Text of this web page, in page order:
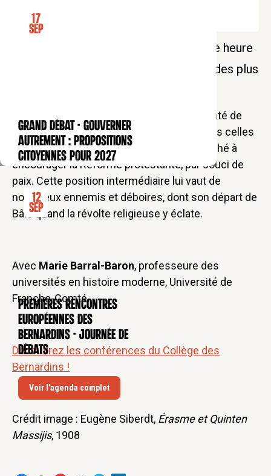
CONFÉRENCE
17
Sep
GRAND DÉBAT - Gouverner
autrement : propositions
citoyennes pour 2027
CONFÉRENCE
12
Sep
Premières rencontres
européennes des
Bernardins - Journée de
débats
Voir l'agenda complet
Une Pause-déjeuner pour découvrir une heure
dans l'Histoire ! Découvrez la vie d'un des plus
Bien que ses idées humanistes et sa volonté de
changement dans l’Église rejoignent parfois celles
deMartin Luther,Érasme
n'a jamais cherché à
encourager la Réforme protestante, par souci de
paix. Cette position intermédiaire lui vaut de
nombreux ennemis et déboires, dont son départ de
Bâle quand la révolte religieuse y éclate.
Avec Marie Barral-Baron, professeure des
universités en histoire moderne, Université de
Franche-Comté.
Découvrez les conférences du Collège des
Bernardins !
Crédit image : Eugène Siberdt, Érasme et Quinten
Massijis, 1908